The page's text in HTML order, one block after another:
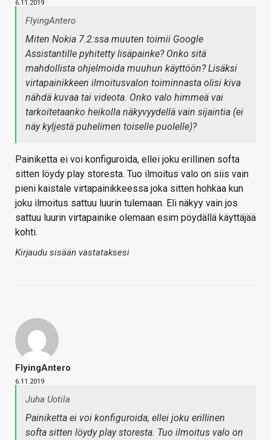
6.11.2019
FlyingAntero
Miten Nokia 7.2:ssa muuten toimii Google
Assistantille pyhitetty lisäpainke? Onko sitä
mahdollista ohjelmoida muuhun käyttöön? Lisäksi
virtapainikkeen ilmoitusvalon toiminnasta olisi kiva
nähdä kuvaa tai videota. Onko valo himmeä vai
tarkoitetaanko heikolla näkyvyydellä vain sijaintia (ei
näy kyljestä puhelimen toiselle puolelle)?
Painiketta ei voi konfiguroida, ellei joku erillinen softa
sitten löydy play storesta. Tuo ilmoitus valo on siis vain
pieni kaistale virtapainikkeessa joka sitten hohkaa kun
joku ilmoitus sattuu luurin tulemaan. Eli näkyy vain jos
sattuu luurin virtapainike olemaan esim pöydällä käyttäjää
kohti.
Kirjaudu sisään vastataksesi
FlyingAntero
6.11.2019
Juha Uotila
Painiketta ei voi konfiguroida, ellei joku erillinen
softa sitten löydy play storesta. Tuo ilmoitus valo on